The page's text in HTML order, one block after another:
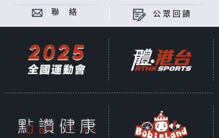
聯 絡 公眾回饋